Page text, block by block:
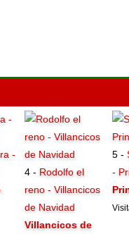
-
4 - Rodolfo el
reno - Villancicos
de Navidad
Villancicos de
5 -
-